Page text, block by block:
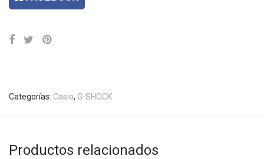
Categorías: Casio, G-SHOCK
Productos relacionados